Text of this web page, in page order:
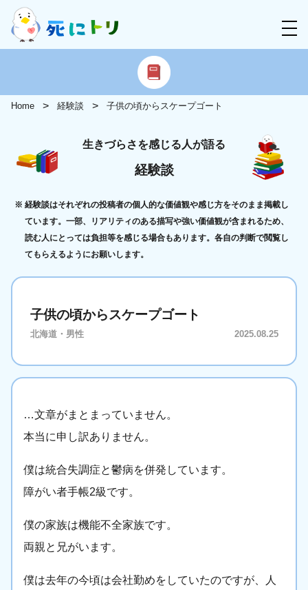
Home 経験談 子供の頃からスケープゴート
生きづらさを感じる人が語る
経験談
経験談はそれぞれの投稿者の個人的な価値観や感じ方をそのまま掲載し
ています。一部、リアリティのある描写や強い価値観が含まれるため、
読む人にとっては負担等を感じる場合もあります。各自の判断で閲覧し
てもらえるようにお願いします。
子供の頃からスケープゴート
北海道・男性 2025.08.25
…文章がまとまっていません。
本当に申し訳ありません。
僕は統合失調症と鬱病を併発しています。
障がい者手帳2級です。
僕の家族は機能不全家族です。
両親と兄がいます。
僕は去年の今頃は会社勤めをしていたのですが、人